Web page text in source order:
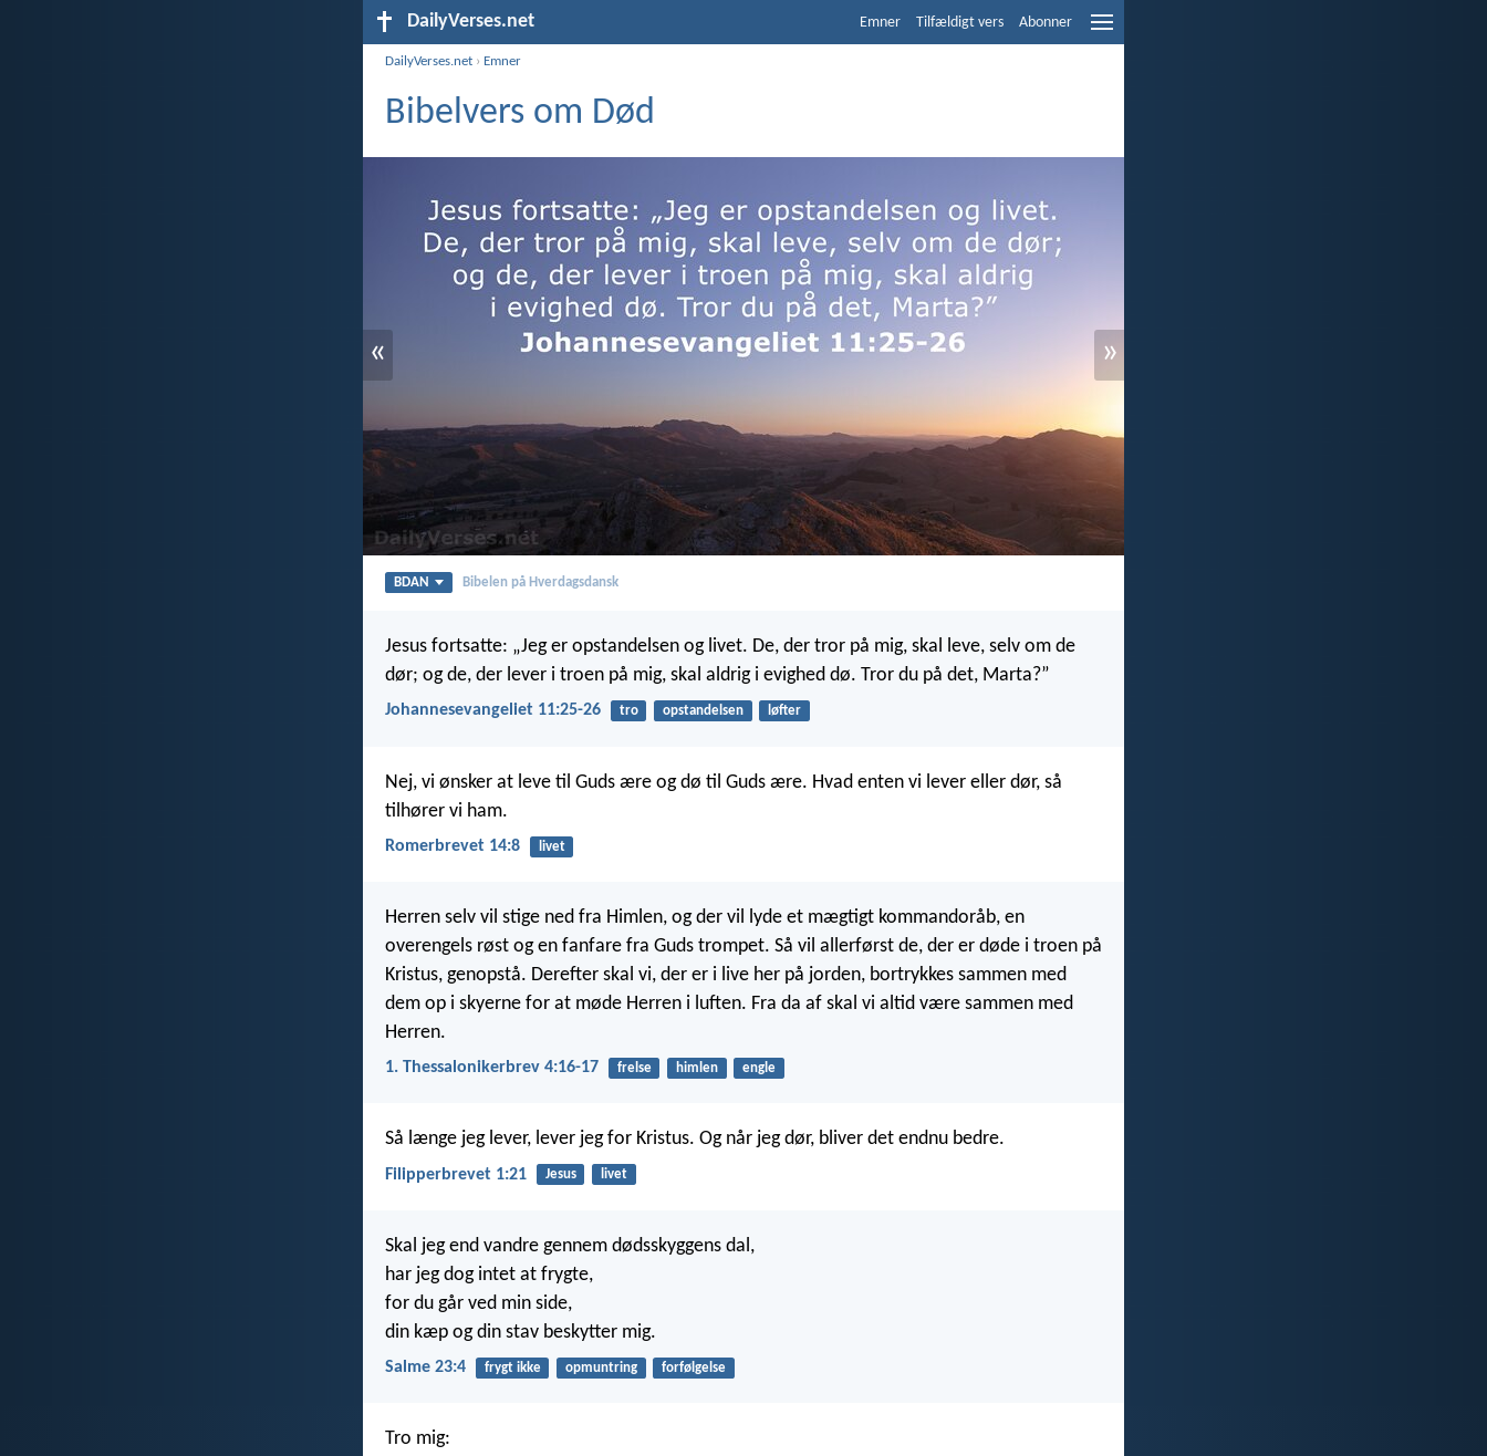
DailyVerses.net Emner Tilfældigt vers Abonner
DailyVerses.net › Emner
Bibelvers om Død
« »
BDAN Bibelen på Hverdagsdansk
Jesus fortsatte: „Jeg er opstandelsen og livet. De, der tror på mig, skal leve, selv om de
dør; og de, der lever i troen på mig, skal aldrig i evighed dø. Tror du på det, Marta?”
Johannesevangeliet 11:25-26 tro opstandelsen løfter
Nej, vi ønsker at leve til Guds ære og dø til Guds ære. Hvad enten vi lever eller dør, så
tilhører vi ham.
Romerbrevet 14:8 livet
Herren selv vil stige ned fra Himlen, og der vil lyde et mægtigt kommandoråb, en
overengels røst og en fanfare fra Guds trompet. Så vil allerførst de, der er døde i troen på
Kristus, genopstå. Derefter skal vi, der er i live her på jorden, bortrykkes sammen med
dem op i skyerne for at møde Herren i luften. Fra da af skal vi altid være sammen med
Herren.
1. Thessalonikerbrev 4:16-17 frelse himlen engle
Så længe jeg lever, lever jeg for Kristus. Og når jeg dør, bliver det endnu bedre.
Filipperbrevet 1:21 Jesus livet
Skal jeg end vandre gennem dødsskyggens dal,
har jeg dog intet at frygte,
for du går ved min side,
din kæp og din stav beskytter mig.
Salme 23:4 frygt ikke opmuntring forfølgelse
Tro mig: